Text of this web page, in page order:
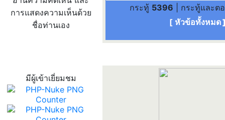
การแสดงความเห็นด้วย
ชื่อท่านเอง
มีผู้เข้าเยี่ยมชม
กระทู้ 5396 | กระทู้และต
[ หัวข้อทั้งหมด